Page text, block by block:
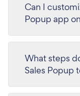
Can I
Popup app
What steps
Sales Popup